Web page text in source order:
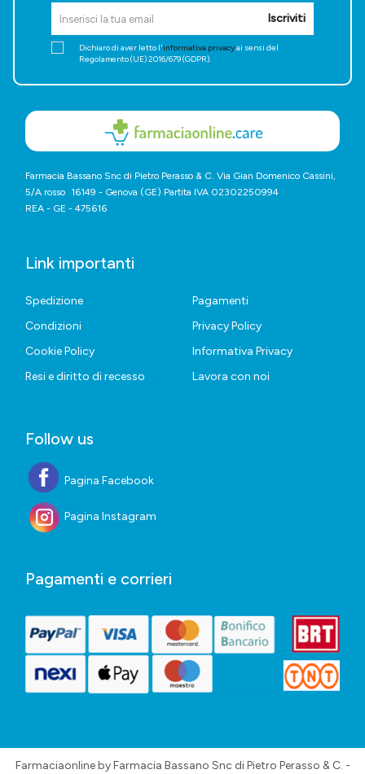
Iscriviti
Dichiaro di aver letto l'informativa privacyai sensi del
Regolamento (UE) 2016/679 (GDPR).
Farmacia Bassano Snc di Pietro Perasso & C. Via Gian Domenico Cassini,
5/A rosso 16149 - Genova (GE) Partita IVA 02302250994
REA - GE - 475616
Link importanti
Spedizione
Pagamenti
Condizioni
Privacy Policy
Cookie Policy
Informativa Privacy
Resi e diritto di recesso
Lavora con noi
Follow us
Pagina Facebook
Pagina Instagram
Pagamenti e corrieri
Farmaciaonline by Farmacia Bassano Snc di Pietro Perasso & C. -